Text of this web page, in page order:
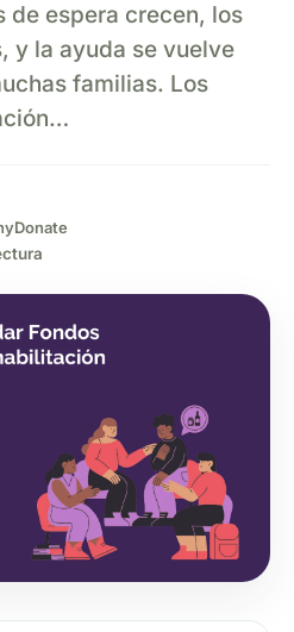
de espera crecen, los
y la ayuda se vuelve
familias. Los